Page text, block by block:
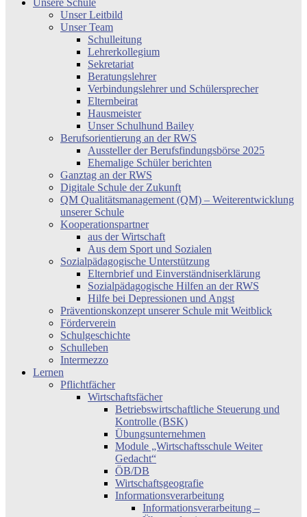
Unsere Schule
Unser Leitbild
Unser Team
Schulleitung
Lehrerkollegium
Sekretariat
Beratungslehrer
Verbindungslehrer und Schülersprecher
Elternbeirat
Hausmeister
Unser Schulhund Bailey
Berufsorientierung an der RWS
Aussteller der Berufsfindungsbörse 2025
Ehemalige Schüler berichten
Ganztag an der RWS
Digitale Schule der Zukunft
QM Qualitätsmanagement (QM) – Weiterentwicklung
unserer Schule
Kooperationspartner
aus der Wirtschaft
Aus dem Sport und Sozialen
Sozialpädagogische Unterstützung
Elternbrief und Einverständniserklärung
Sozialpädagogische Hilfen an der RWS
Hilfe bei Depressionen und Angst
Präventionskonzept unserer Schule mit Weitblick
Förderverein
Schulgeschichte
Schulleben
Intermezzo
Lernen
Pflichtfächer
Wirtschaftsfächer
Betriebswirtschaftliche Steuerung und
Kontrolle (BSK)
Übungsunternehmen
Module „Wirtschaftsschule Weiter
Gedacht“
ÖB/DB
Wirtschaftsgeografie
Informationsverarbeitung
Informationsverarbeitung –